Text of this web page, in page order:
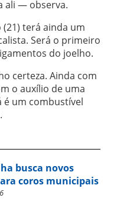
ali — observa.
terá ainda um
Será o primeiro
do joelho.
certeza. Ainda com
o auxílio de uma
é um combustível
busca novos
coros municipais